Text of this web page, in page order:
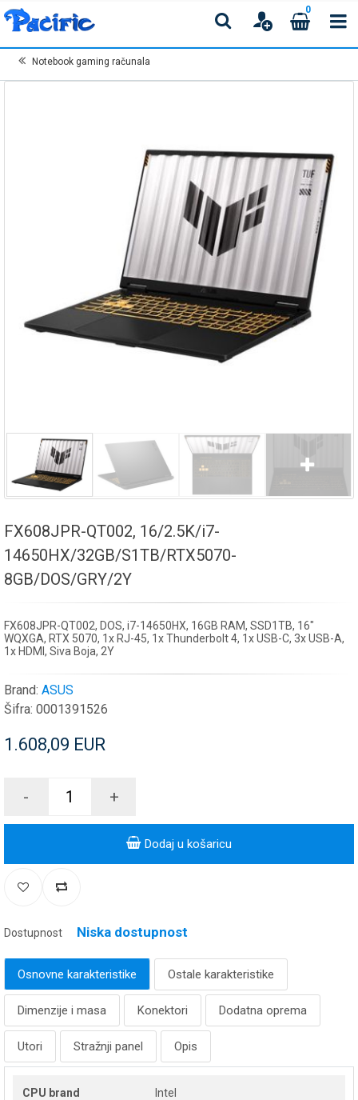
0
Notebook gaming računala
FX608JPR-QT002, 16/2.5K/i7-
14650HX/32GB/S1TB/RTX5070-
8GB/DOS/GRY/2Y
FX608JPR-QT002, DOS, i7-14650HX, 16GB RAM, SSD1TB, 16"
WQXGA, RTX 5070, 1x RJ-45, 1x Thunderbolt 4, 1x USB-C, 3x USB-A,
1x HDMI, Siva Boja, 2Y
Brand: ASUS
Šifra: 0001391526
1.608,09 EUR
- +
Dodaj u košaricu
Dostupnost Niska dostupnost
Osnovne karakteristike Ostale karakteristike
Dimenzije i masa Konektori Dodatna oprema
Utori Stražnji panel Opis
CPU brand Intel